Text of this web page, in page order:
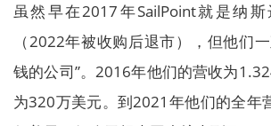
虽然早在2017年SailPoint就是纳
（2022年被收购后退市），但他们
钱的公司”。2016年他们的营收为
为320万美元。到2021年他们的全年